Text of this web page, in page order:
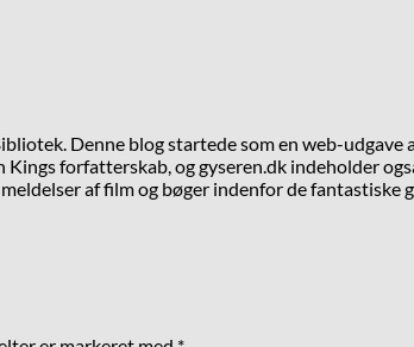
Denne blog startede som en web-
forfatterskab, og gyseren.dk indeholder
af film og bøger indenfor de fantastiske